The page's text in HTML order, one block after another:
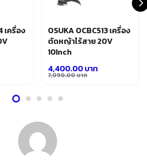
เครื่อง
OSUKA OCBC513 เครื่อง
ตัดหญ้าไร้สาย 20V
10Inch
7,090.00บาท
price
7,090.00 บาท.
4,400.00บาท
price
4,400.00 บาท.